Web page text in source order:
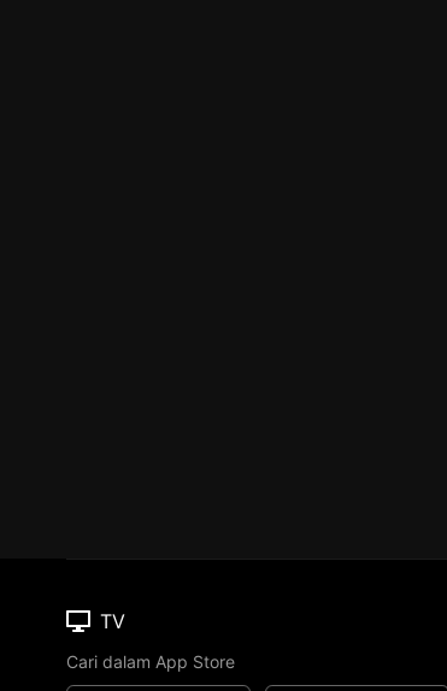
TV
Cari dalam App Store